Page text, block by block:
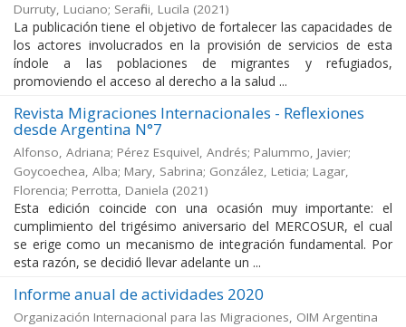
Durruty, Luciano; Serafini, Lucila (2021)
La publicación tiene el objetivo de fortalecer las capacidades de
los actores involucrados en la provisión de servicios de esta
índole a las poblaciones de migrantes y refugiados,
promoviendo el acceso al derecho a la salud ...
Revista Migraciones Internacionales - Reflexiones
desde Argentina N°7
Alfonso, Adriana; Pérez Esquivel, Andrés; Palummo, Javier;
Goycoechea, Alba; Mary, Sabrina; González, Leticia; Lagar,
Florencia; Perrotta, Daniela (2021)
Esta edición coincide con una ocasión muy importante: el
cumplimiento del trigésimo aniversario del MERCOSUR, el cual
se erige como un mecanismo de integración fundamental. Por
esta razón, se decidió llevar adelante un ...
Informe anual de actividades 2020
Organización Internacional para las Migraciones, OIM Argentina